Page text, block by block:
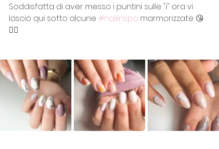
Soddisfatta di aver messo i puntini sulle "i" ora vi
lascio qui sotto alcune #nailinspo marmorizzate 😘
👇🏼